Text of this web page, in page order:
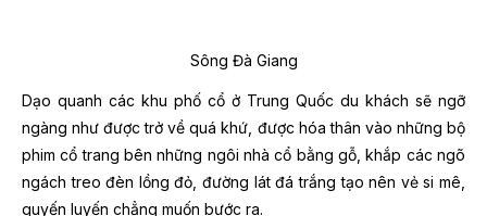
Sông Đà Giang
Dạo quanh các khu phố cổ ở Trung Quốc du khách sẽ ngỡ
ngàng như được trở về quá khứ, được hóa thân vào những bộ
phim cổ trang bên những ngôi nhà cổ bằng gỗ, khắp các ngõ
ngách treo đèn lồng đỏ, đường lát đá trắng tạo nên vẻ si mê,
quyến luyến chẳng muốn bước ra.